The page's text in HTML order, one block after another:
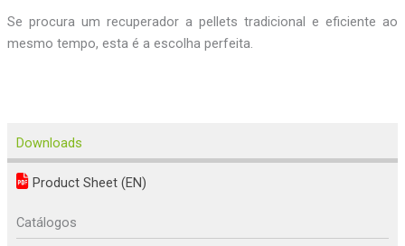
Se procura um recuperador a pellets tradicional e eficiente ao
mesmo tempo, esta é a escolha perfeita.
Downloads
Product Sheet (EN)
Catálogos